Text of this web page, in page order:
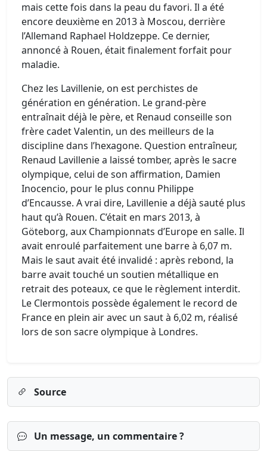
mais cette fois dans la peau du favori. Il a été
encore deuxième en 2013 à Moscou, derrière
l’Allemand Raphael Holdzeppe. Ce dernier,
annoncé à Rouen, était finalement forfait pour
maladie.
Chez les Lavillenie, on est perchistes de
génération en génération. Le grand-père
entraînait déjà le père, et Renaud conseille son
frère cadet Valentin, un des meilleurs de la
discipline dans l’hexagone. Question entraîneur,
Renaud Lavillenie a laissé tomber, après le sacre
olympique, celui de son affirmation, Damien
Inocencio, pour le plus connu Philippe
d’Encausse. A vrai dire, Lavillenie a déjà sauté plus
haut qu’à Rouen. C’était en mars 2013, à
Göteborg, aux Championnats d’Europe en salle. Il
avait enroulé parfaitement une barre à 6,07 m.
Mais le saut avait été invalidé : après rebond, la
barre avait touché un soutien métallique en
retrait des poteaux, ce que le règlement interdit.
Le Clermontois possède également le record de
France en plein air avec un saut à 6,02 m, réalisé
lors de son sacre olympique à Londres.
Source
Un message, un commentaire ?